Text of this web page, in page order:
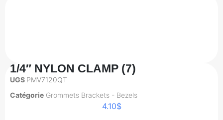
1/4″ NYLON CLAMP (7)
UGS PMV7120QT
Catégorie Grommets Brackets - Bezels
4.10$